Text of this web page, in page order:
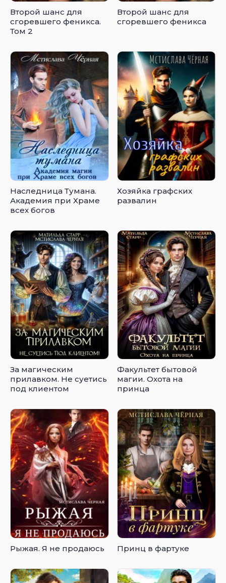
Второй шанс для
сгоревшего феникса.
Том 2
Второй шанс для
сгоревшего феникса
Наследница Тумана.
Академия при Храме
всех богов
Хозяйка графских
развалин
За магическим
прилавком. Не суетись
под клиентом
Факультет бытовой
магии. Охота на
принца
Рыжая. Я не продаюсь Принц в фартуке